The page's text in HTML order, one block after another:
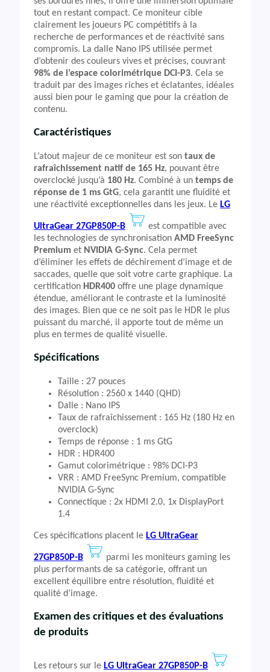
tout en restant compact. Ce moniteur cible
clairement les joueurs PC compétitifs à la
recherche de performances et de réactivité sans
compromis. La dalle Nano IPS utilisée permet
d’obtenir des couleurs vives et précises, couvrant
98% de l’espace colorimétrique DCI-P3. Cela se
traduit par des images riches et éclatantes, idéales
aussi bien pour le gaming que pour la création de
contenu.
Caractéristiques
L’atout majeur de ce moniteur est son taux de
rafraîchissement natif de 165 Hz, pouvant être
overclocké jusqu’à 180 Hz. Combiné à un temps de
réponse de 1 ms GtG, cela garantit une fluidité et
une réactivité exceptionnelles dans les jeux. Le LG
UltraGear 27GP850P-B
est compatible avec
les technologies de synchronisation AMD FreeSync
Premium et NVIDIA G-Sync. Cela permet
d’éliminer les effets de déchirement d’image et de
saccades, quelle que soit votre carte graphique. La
certification HDR400 offre une plage dynamique
étendue, améliorant le contraste et la luminosité
des images. Bien que ce ne soit pas le HDR le plus
puissant du marché, il apporte tout de même un
plus en termes de qualité visuelle.
Spécifications
Taille : 27 pouces
Résolution : 2560 x 1440 (QHD)
Dalle : Nano IPS
Taux de rafraîchissement : 165 Hz (180 Hz en
overclock)
Temps de réponse : 1 ms GtG
HDR : HDR400
Gamut colorimétrique : 98% DCI-P3
VRR : AMD FreeSync Premium, compatible
NVIDIA G-Sync
Connectique : 2x HDMI 2.0, 1x DisplayPort
1.4
Ces spécifications placent le LG UltraGear
27GP850P-B
parmi les moniteurs gaming les
plus performants de sa catégorie, offrant un
excellent équilibre entre résolution, fluidité et
qualité d’image.
Examen des critiques et des évaluations
de produits
Les retours sur le LG UltraGear 27GP850P-B